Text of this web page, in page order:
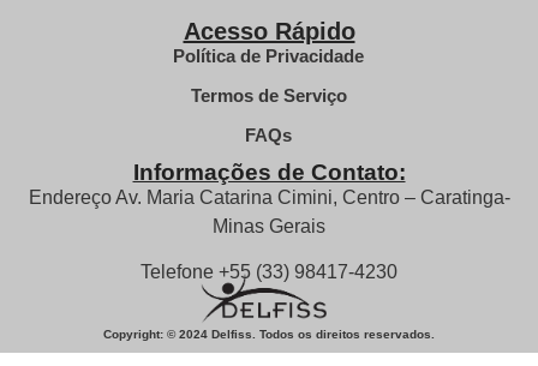
Acesso Rápido
Política de Privacidade
Termos de Serviço
FAQs
Informações de Contato:
Endereço Av. Maria Catarina Cimini, Centro – Caratinga-
Minas Gerais
Telefone +55 (33) 98417-4230
Copyright: © 2024 Delfiss. Todos os direitos reservados.